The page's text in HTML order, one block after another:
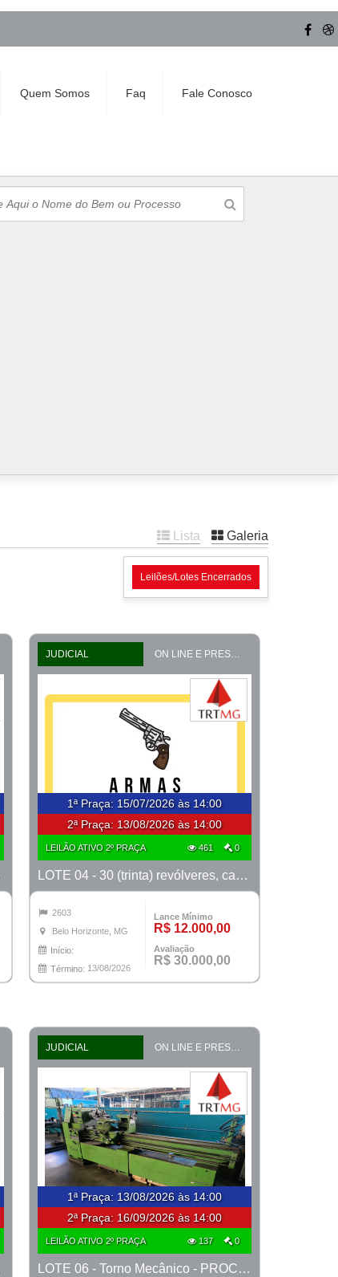
Quem Somos Faq Fale Conosco
Lista Galeria
Leilões/Lotes Encerrados
JUDICIAL ON LINE E PRESENCIAL
1ª Praça: 15/07/2026 às 14:00
2ª Praça: 13/08/2026 às 14:00
LEILÃO ATIVO 2º PRAÇA 461 0
LOTE 04 - 30 (trinta) revólveres, calibre 38, marcas Taurus e Rossi
2603
Belo Horizonte, MG
Início:
Término: 13/08/2026
Lance Mínimo
R$ 12.000,00
Avaliação
R$ 30.000,00
JUDICIAL ON LINE E PRESENCIAL
1ª Praça: 13/08/2026 às 14:00
2ª Praça: 16/09/2026 às 14:00
LEILÃO ATIVO 2º PRAÇA 137 0
LOTE 06 - Torno Mecânico - PROCESSO 0010110-62.2021-42ª BH